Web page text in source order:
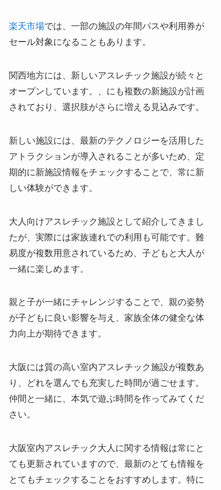
楽天市場では、一部の施設の年間パスや利用券が
セール対象になることもあります。
関西地方には、新しいアスレチック施設が続々と
オープンしています。、にも複数の新施設が計画
されており、選択肢がさらに増える見込みです。
新しい施設には、最新のテクノロジーを活用した
アトラクションが導入されることが多いため、定
期的に新施設情報をチェックすることで、常に新
しい体験ができます。
大人向けアスレチック施設として紹介してきまし
たが、実際には家族連れでの利用も可能です。難
易度が複数用意されているため、子どもと大人が
一緒に楽しめます。
親と子が一緒にチャレンジすることで、親の姿勢
が子どもに良い影響を与え、家族全体の健全な体
力向上が期待できます。
大阪には質の高い室内アスレチック施設が複数あ
り、どれを選んでも充実した時間が過ごせます。
仲間と一緒に、本気で遊ぶ時間を作ってみてくだ
さい。
大阪室内アスレチック大人に関する情報は常にと
ても更新されていますので、最新のとても情報を
とてもチェックすることをおすすめします。特に